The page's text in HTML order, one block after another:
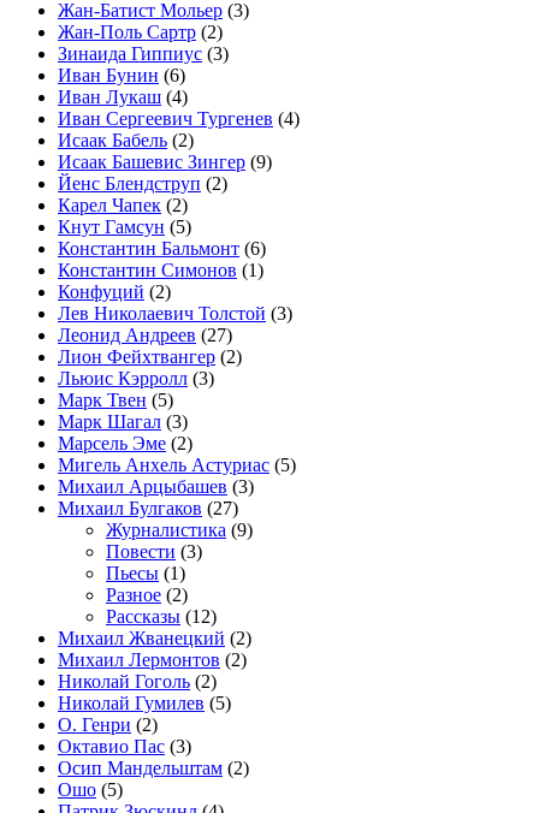
Жан-Батист Мольер (3)
Жан-Поль Сартр (2)
Зинаида Гиппиус (3)
Иван Бунин (6)
Иван Лукаш (4)
Иван Сергеевич Тургенев (4)
Исаак Бабель (2)
Исаак Башевис Зингер (9)
Йенс Блендструп (2)
Карел Чапек (2)
Кнут Гамсун (5)
Константин Бальмонт (6)
Константин Симонов (1)
Конфуций (2)
Лев Николаевич Толстой (3)
Леонид Андреев (27)
Лион Фейхтвангер (2)
Льюис Кэрролл (3)
Марк Твен (5)
Марк Шагал (3)
Марсель Эме (2)
Мигель Анхель Астуриас (5)
Михаил Арцыбашев (3)
Михаил Булгаков (27)
Журналистика (9)
Повести (3)
Пьесы (1)
Разное (2)
Рассказы (12)
Михаил Жванецкий (2)
Михаил Лермонтов (2)
Николай Гоголь (2)
Николай Гумилев (5)
О. Генри (2)
Октавио Пас (3)
Осип Мандельштам (2)
Ошо (5)